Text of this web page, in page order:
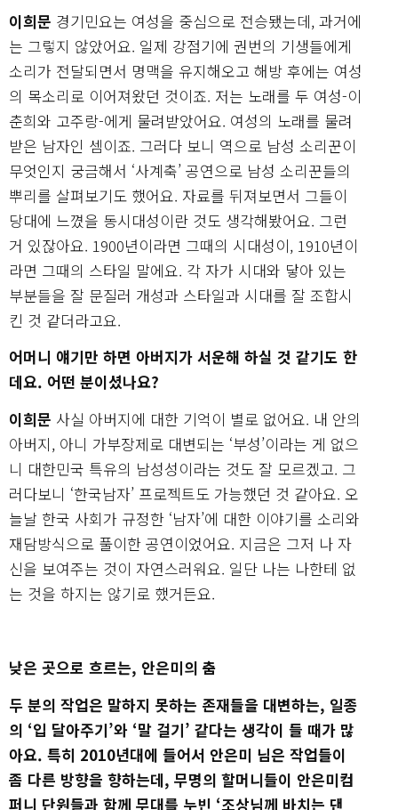
이희문 경기민요는 여성을 중심으로 전승됐는데, 과거에
는 그렇지 않았어요. 일제 강점기에 권번의 기생들에게
소리가 전달되면서 명맥을 유지해오고 해방 후에는 여성
의 목소리로 이어져왔던 것이죠. 저는 노래를 두 여성-이
춘희와 고주랑-에게 물려받았어요. 여성의 노래를 물려
받은 남자인 셈이죠. 그러다 보니 역으로 남성 소리꾼이
무엇인지 궁금해서 ‘사계축’ 공연으로 남성 소리꾼들의
뿌리를 살펴보기도 했어요. 자료를 뒤져보면서 그들이
당대에 느꼈을 동시대성이란 것도 생각해봤어요. 그런
거 있잖아요. 1900년이라면 그때의 시대성이, 1910년이
라면 그때의 스타일 말에요. 각 자가 시대와 닿아 있는
부분들을 잘 문질러 개성과 스타일과 시대를 잘 조합시
킨 것 같더라고요.
어머니 얘기만 하면 아버지가 서운해 하실 것 같기도 한
데요. 어떤 분이셨나요?
이희문 사실 아버지에 대한 기억이 별로 없어요. 내 안의
아버지, 아니 가부장제로 대변되는 ‘부성’이라는 게 없으
니 대한민국 특유의 남성성이라는 것도 잘 모르겠고. 그
러다보니 ‘한국남자’ 프로젝트도 가능했던 것 같아요. 오
늘날 한국 사회가 규정한 ‘남자’에 대한 이야기를 소리와
재담방식으로 풀이한 공연이었어요. 지금은 그저 나 자
신을 보여주는 것이 자연스러워요. 일단 나는 나한테 없
는 것을 하지는 않기로 했거든요.
낮은 곳으로 흐르는, 안은미의 춤
두 분의 작업은 말하지 못하는 존재들을 대변하는, 일종
의 ‘입 달아주기’와 ‘말 걸기’ 같다는 생각이 들 때가 많
아요. 특히 2010년대에 들어서 안은미 님은 작업들이
좀 다른 방향을 향하는데, 무명의 할머니들이 안은미컴
퍼니 단원들과 함께 무대를 누빈 ‘조상님께 바치는 댄